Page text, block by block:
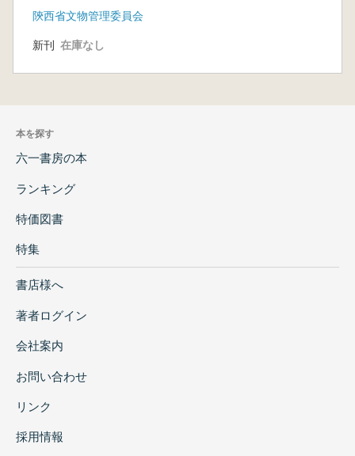
陝西省文物管理委員会
新刊 在庫なし
本を探す
六一書房の本
ランキング
特価図書
特集
書店様へ
著者ログイン
会社案内
お問い合わせ
リンク
採用情報